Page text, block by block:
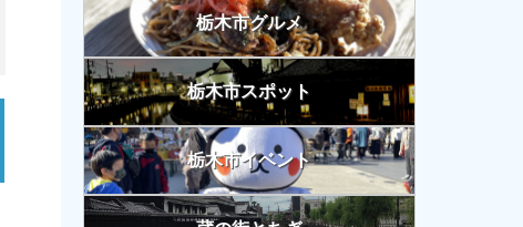
栃木市グルメ
栃木市スポット
栃木市イベント